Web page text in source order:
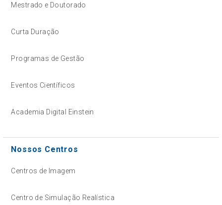
Mestrado e Doutorado
Curta Duração
Programas de Gestão
Eventos Científicos
Academia Digital Einstein
Nossos Centros
Centros de Imagem
Centro de Simulação Realística